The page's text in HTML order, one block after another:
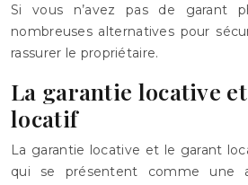
Si vous n’avez pas de garant
nombreuses alternatives pour
rassurer le propriétaire.
La garantie locative
locatif
La garantie locative et le garant
qui se présentent comme une